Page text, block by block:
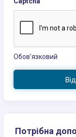
Обов’язковий
Потрібна